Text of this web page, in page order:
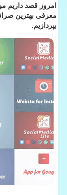
امروز قصد داریم
معرفی بهترین
بپردازیم.